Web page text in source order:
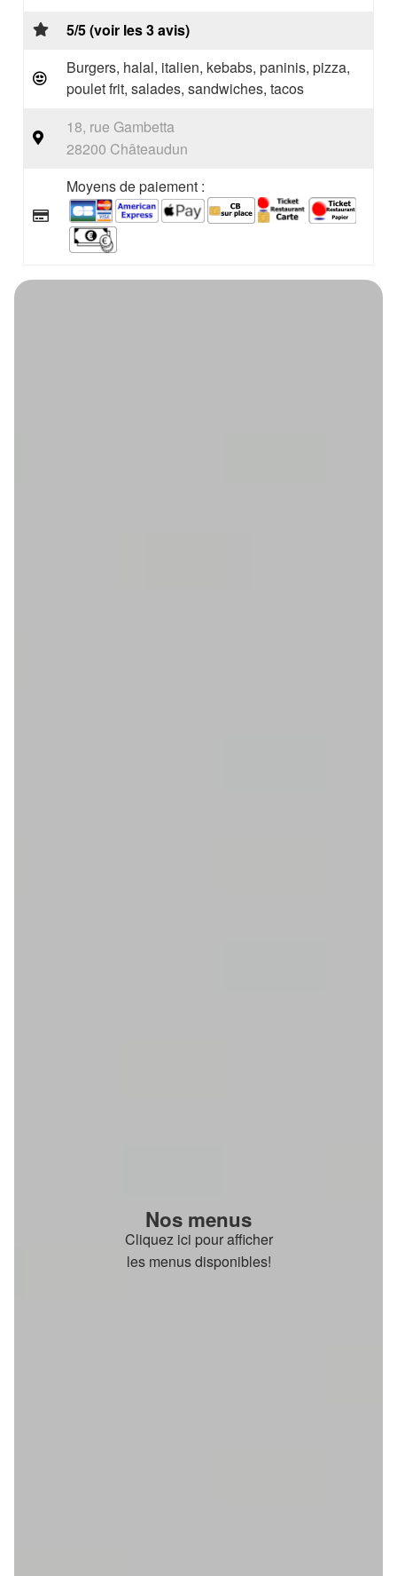
5/5 (voir les 3 avis)
Burgers, halal, italien, kebabs, paninis, pizza,
poulet frit, salades, sandwiches, tacos
18, rue Gambetta
28200 Châteaudun
Moyens de paiement :
Nos menus
Cliquez ici pour afficher
les menus disponibles!